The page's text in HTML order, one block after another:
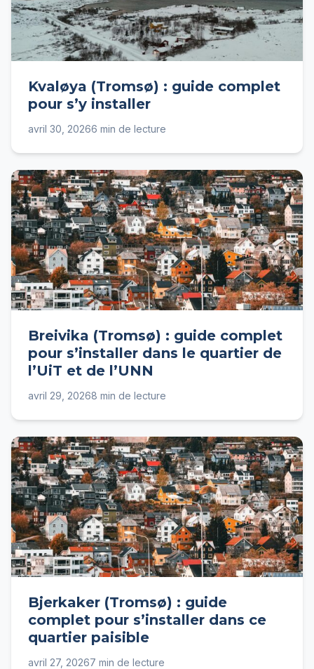
Kvaløya (Tromsø) : guide complet
pour s’y installer
avril 30, 20266 min de lecture
Breivika (Tromsø) : guide complet
pour s’installer dans le quartier de
l’UiT et de l’UNN
avril 29, 20268 min de lecture
Bjerkaker (Tromsø) : guide
complet pour s’installer dans ce
quartier paisible
avril 27, 20267 min de lecture